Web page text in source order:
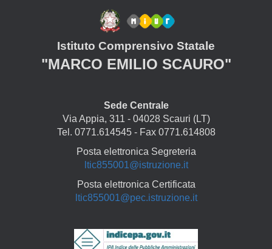
Istituto Comprensivo Statale
"MARCO EMILIO SCAURO"
Sede Centrale
Via Appia, 311 - 04028 Scauri (LT)
Tel. 0771.614545 - Fax 0771.614808
Posta elettronica Segreteria
ltic855001@istruzione.it
Posta elettronica Certificata
ltic855001@pec.istruzione.it